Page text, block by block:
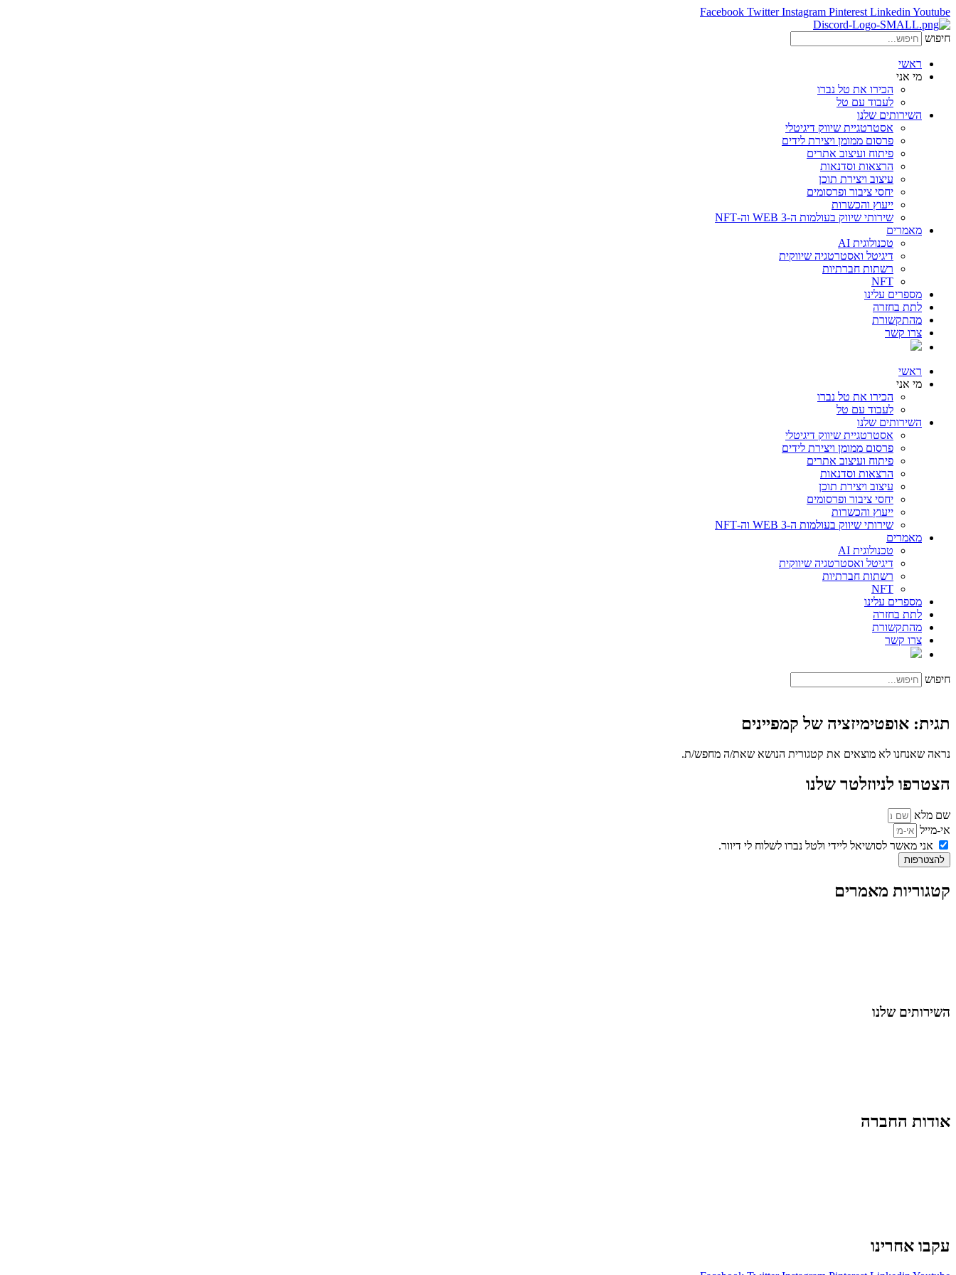
Facebook Twitter Instagram Pinterest Linkedin Youtube
חיפוש
ראשי
מי אני
הכירו את טל נברו
לעבוד עם טל
השירותים שלנו
אסטרטגיית שיווק דיגיטלי
פרסום ממומן ויצירת לידים
פיתוח ועיצוב אתרים
הרצאות וסדנאות
עיצוב ויצירת תוכן
יחסי ציבור ופרסומים
ייעוץ והכשרות
שירותי שיווק בעולמות ה-WEB 3 וה-NFT
מאמרים
טכנולוגית AI
דיגיטל ואסטרטגיה שיווקית
רשתות חברתיות
NFT
מספרים עלינו
לתת בחזרה
מהתקשורת
צרו קשר
ראשי
מי אני
הכירו את טל נברו
לעבוד עם טל
השירותים שלנו
אסטרטגיית שיווק דיגיטלי
פרסום ממומן ויצירת לידים
פיתוח ועיצוב אתרים
הרצאות וסדנאות
עיצוב ויצירת תוכן
יחסי ציבור ופרסומים
ייעוץ והכשרות
שירותי שיווק בעולמות ה-WEB 3 וה-NFT
מאמרים
טכנולוגית AI
דיגיטל ואסטרטגיה שיווקית
רשתות חברתיות
NFT
מספרים עלינו
לתת בחזרה
מהתקשורת
צרו קשר
חיפוש
תגית: אופטימיזציה של קמפיינים
נראה שאנחנו לא מוצאים את קטגורית הנושא שאת/ה מחפש/ת.
הצטרפו לניוזלטר שלנו
שם מלא
אי-מייל
אני מאשר לסושיאל ליידי ולטל נברו לשלוח לי דיוור.
להצטרפות
קטגוריות מאמרים
השירותים שלנו
אודות החברה
עקבו אחרינו